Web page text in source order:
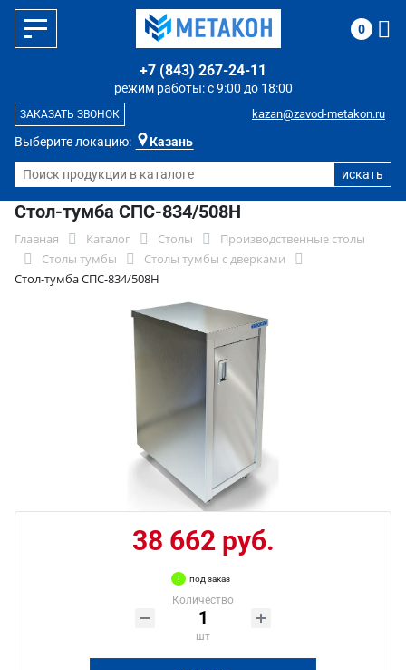
Выберите локацию: Казань
режим работы: с 9:00 до 18:00
+7 (843) 267-24-11
kazan@zavod-metakon.ru
ЗАКАЗАТЬ ЗВОНОК
0
Стол-тумба СПС-834/508Н
Главная Каталог Столы
Производственные столы
Столы тумбы
Столы тумбы с дверками
Стол-тумба СПС-834/508Н
38 662 руб.
под заказ
Количество
шт